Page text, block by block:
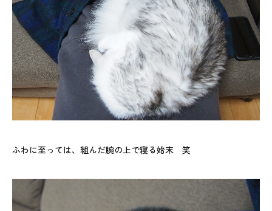
ふわに至っては、組んだ腕の上で寝る始末 笑